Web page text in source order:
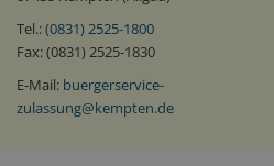
Tel.:(0831) 2525-1800
Fax: (0831) 2525-1830
E-Mail: buergerservice-
zulassung@kempten.de